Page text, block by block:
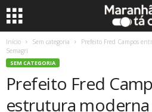
Início Sem categoria
Prefeito Fred Campos
Semagri
SEM CATEGORIA
Prefeito Fred
estrutura